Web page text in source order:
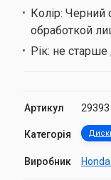
Колір: Черний
обработкой
Рік: не старше
Артикул 29393
Категорія
Виробник